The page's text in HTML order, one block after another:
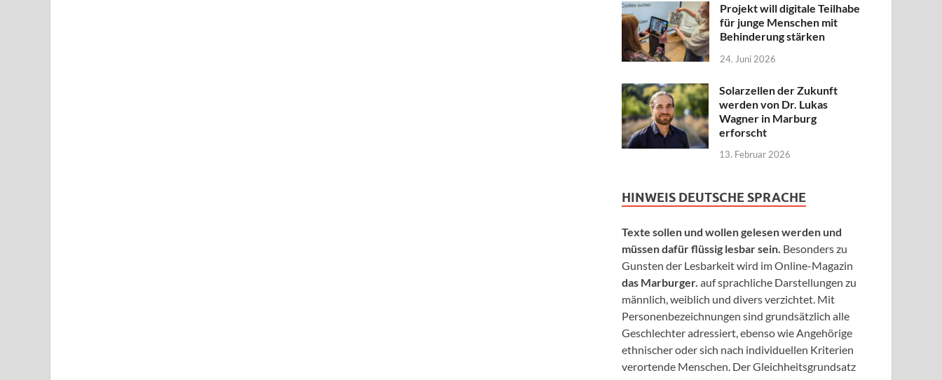
Projekt will digitale Teilhabe
für junge Menschen mit
Behinderung stärken
24. Juni 2026
Solarzellen der Zukunft
werden von Dr. Lukas
Wagner in Marburg
erforscht
13. Februar 2026
HINWEIS DEUTSCHE SPRACHE
Texte sollen und wollen gelesen werden und
müssen dafür flüssig lesbar sein. Besonders zu
Gunsten der Lesbarkeit wird im Online-Magazin
das Marburger. auf sprachliche Darstellungen zu
männlich, weiblich und divers verzichtet. Mit
Personenbezeichnungen sind grundsätzlich alle
Geschlechter adressiert, ebenso wie Angehörige
ethnischer oder sich nach individuellen Kriterien
verortende Menschen. Der Gleichheitsgrundsatz